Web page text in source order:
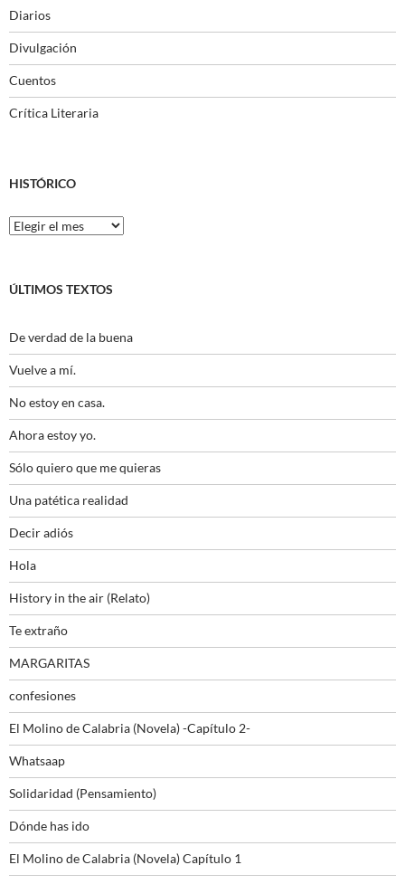
Diarios
Divulgación
Cuentos
Crítica Literaria
HISTÓRICO
Histórico
ÚLTIMOS TEXTOS
De verdad de la buena
Vuelve a mí.
No estoy en casa.
Ahora estoy yo.
Sólo quiero que me quieras
Una patética realidad
Decir adiós
Hola
History in the air (Relato)
Te extraño
MARGARITAS
confesiones
El Molino de Calabria (Novela) -Capítulo 2-
Whatsaap
Solidaridad (Pensamiento)
Dónde has ido
El Molino de Calabria (Novela) Capítulo 1